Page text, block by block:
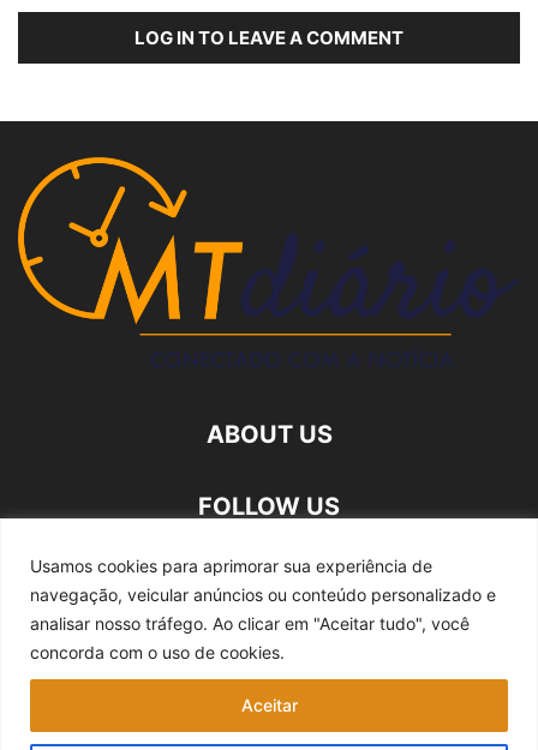
Usamos cookies para aprimorar sua experiência de
navegação, veicular anúncios ou conteúdo personalizado e
analisar nosso tráfego. Ao clicar em "Aceitar tudo", você
concorda com o uso de cookies.
Aceitar
LOG IN TO LEAVE A COMMENT
ABOUT US
FOLLOW US
Quem somos Expediente Fale Conosco